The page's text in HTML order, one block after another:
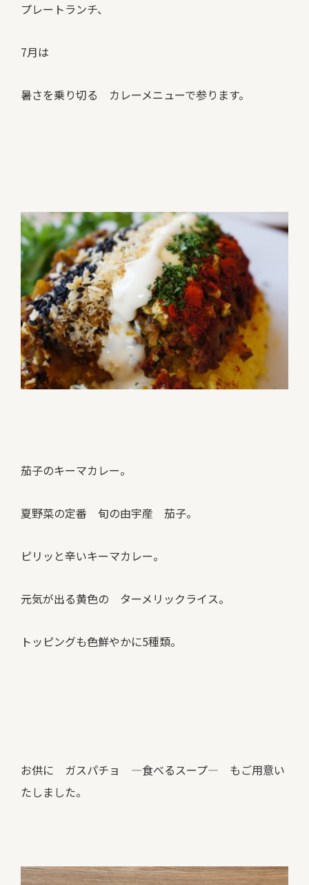
プレートランチ、
7月は
暑さを乗り切る カレーメニューで参ります。
茄子のキーマカレー。
夏野菜の定番 旬の由宇産 茄子。
ピリッと辛いキーマカレー。
元気が出る黄色の ターメリックライス。
トッピングも色鮮やかに5種類。
お供に ガスパチョ ―食べるスープ― もご用意い
たしました。